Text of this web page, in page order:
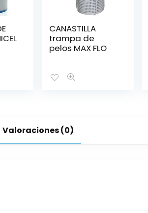
CANASTILLA
trampa de
pelos MAX FLO
Valoraciones (0)